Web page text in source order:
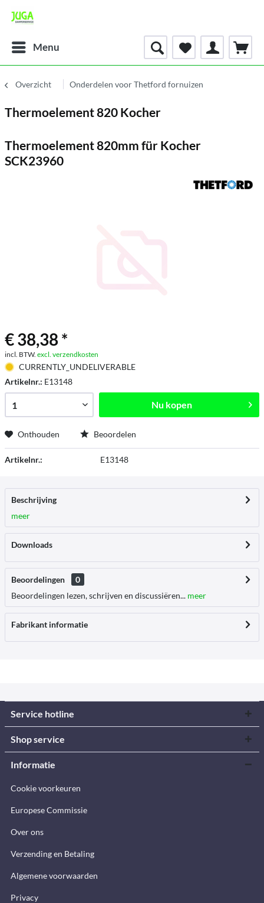
Menu
Overzicht Onderdelen voor Thetford fornuizen
Thermoelement 820 Kocher
Thermoelement 820mm für Kocher
SCK23960
€ 38,38 *
incl. BTW. excl. verzendkosten
CURRENTLY_UNDELIVERABLE
Artikelnr.: E13148
Nu kopen
Onthouden Beoordelen
Artikelnr.: E13148
Beschrijving
meer
Downloads
Beoordelingen
0
Beoordelingen lezen, schrijven en discussiëren... meer
Fabrikant informatie
Service hotline
Shop service
Informatie
Cookie voorkeuren
Europese Commissie
Over ons
Verzending en Betaling
Algemene voorwaarden
Privacy